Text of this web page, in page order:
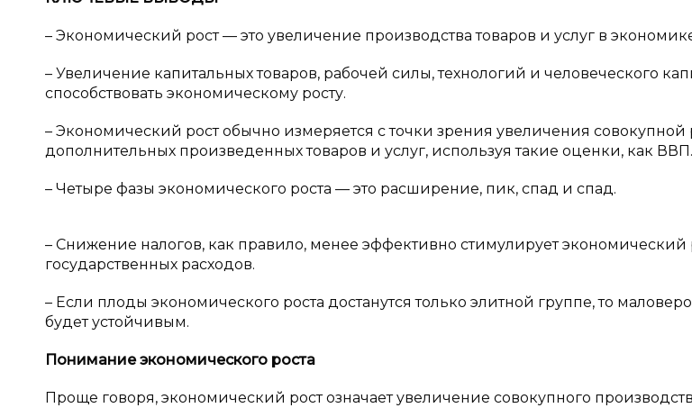
– Экономический рост — это увеличение производства товаров и услуг в
– Увеличение капитальных товаров, рабочей силы, технологий и человеческого
способствовать экономическому росту.
– Экономический рост обычно измеряется с точки зрения увеличения
дополнительных произведенных товаров и услуг, используя такие оценки, как ВВП.
– Четыре фазы экономического роста — это расширение, пик, спад и спад.
– Снижение налогов, как правило, менее эффективно стимулирует экономический
государственных расходов.
– Если плоды экономического роста достанутся только элитной группе, то
будет устойчивым.
Понимание экономического роста
Проще говоря, экономический рост означает увеличение совокупного